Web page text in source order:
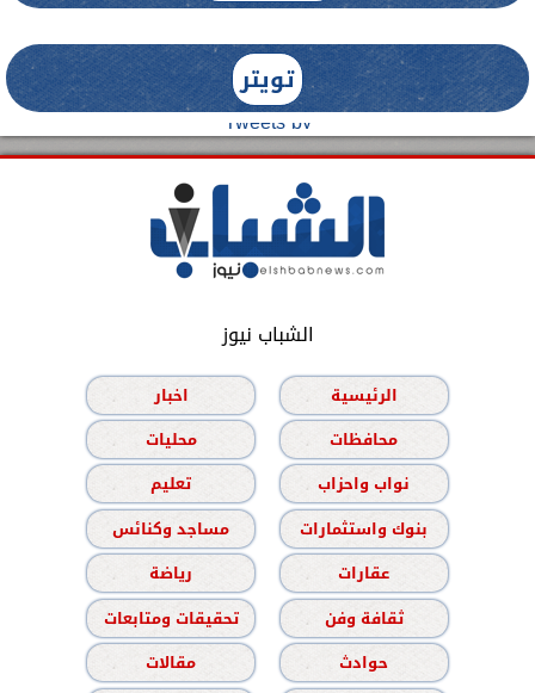
تويتر
Tweets by
الشباب نيوز
الرئيسية
اخبار
محافظات
محليات
نواب واحزاب
تعليم
بنوك واستثمارات
مساجد وكنائس
عقارات
رياضة
ثقافة وفن
تحقيقات ومتابعات
حوادث
مقالات